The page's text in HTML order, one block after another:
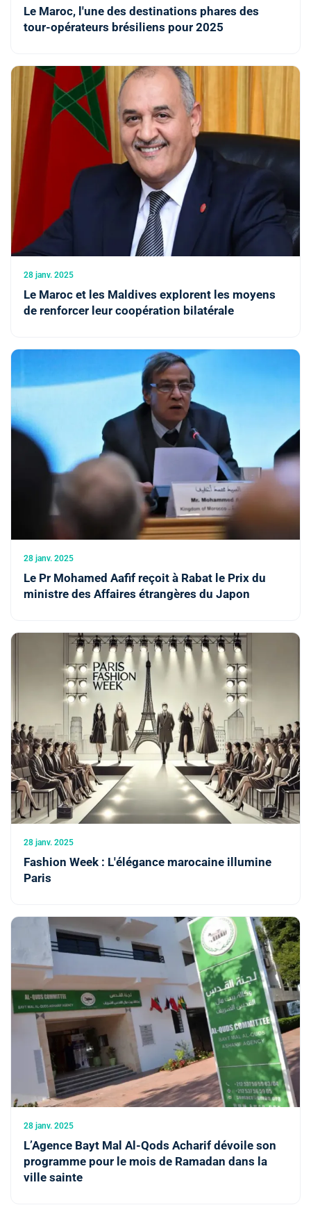
Le Maroc, l'une des destinations phares des
tour-opérateurs brésiliens pour 2025
28 janv. 2025
Le Maroc et les Maldives explorent les moyens
de renforcer leur coopération bilatérale
28 janv. 2025
Le Pr Mohamed Aafif reçoit à Rabat le Prix du
ministre des Affaires étrangères du Japon
28 janv. 2025
Fashion Week : L'élégance marocaine illumine
Paris
28 janv. 2025
L’Agence Bayt Mal Al-Qods Acharif dévoile son
programme pour le mois de Ramadan dans la
ville sainte